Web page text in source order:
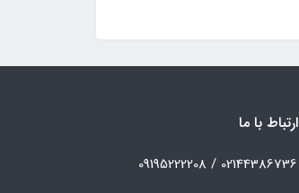
ارتباط با ما
02144386736 / 09195222208